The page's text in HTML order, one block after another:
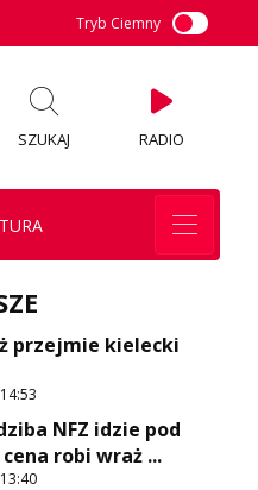
Tryb Ciemny
SZUKAJ RADIO
przejmie kielecki
NFZ idzie pod
robi wraż ...